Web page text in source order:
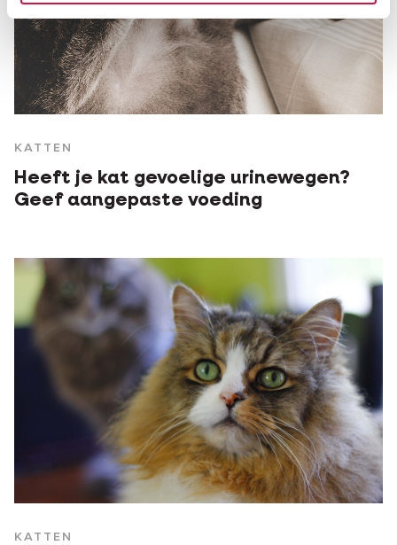
KATTEN
Heeft je kat gevoelige urinewegen?
Geef aangepaste voeding
KATTEN